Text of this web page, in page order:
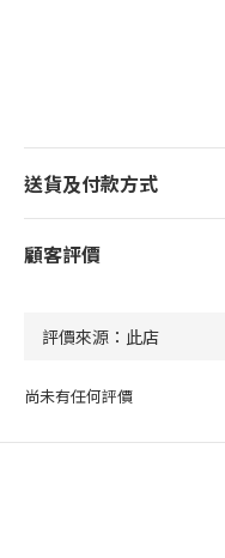
送貨及付款方式
顧客評價
尚未有任何評價